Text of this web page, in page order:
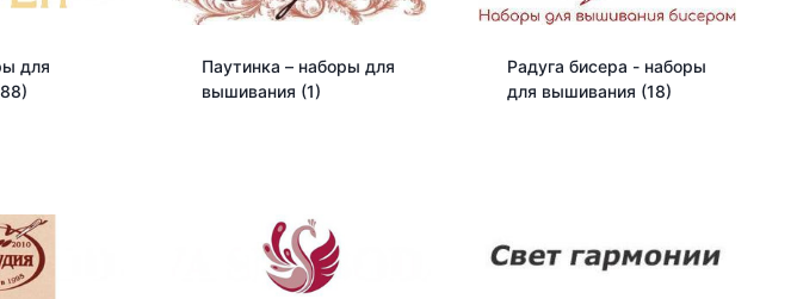
для
Паутинка – наборы для
вышивания (1)
Радуга бисера - наборы
для вышивания (18)